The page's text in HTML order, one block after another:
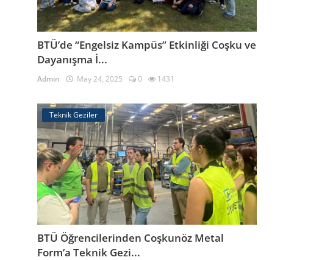
BTÜ’de “Engelsiz Kampüs” Etkinliği Coşku ve
Dayanışma İ...
Admin May 24, 2025 0 1431
Teknik Geziler
BTÜ Öğrencilerinden Coşkunöz Metal
Form’a Teknik Gezi...